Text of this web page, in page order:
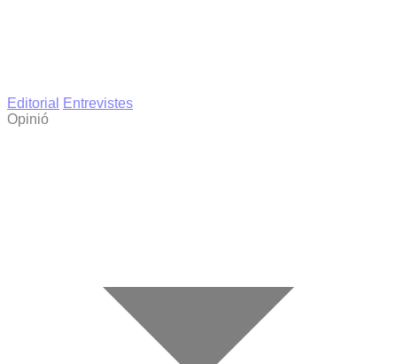
Editorial
Entrevistes
Opinió